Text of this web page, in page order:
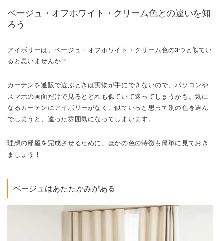
ベージュ・オフホワイト・クリーム色との違いを知
ろう
アイボリーは、ベージュ・オフホワイト・クリーム色の3つと似てい
ると思いませんか？
カーテンを通販で選ぶときは実物が手にできないので、パソコンや
スマホの画面だけで見るとどれも似ていて迷ってしまうかも。気に
なるカーテンにアイボリーがなく、似ていると思って別の色を選ん
でしまうと、違った雰囲気になってしまいます。
理想の部屋を完成させるために、ほかの色の特徴も簡単に見ておき
ましょう！
ベージュはあたたかみがある